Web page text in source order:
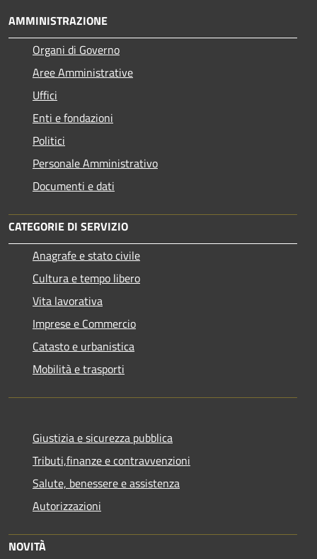
AMMINISTRAZIONE
Organi di Governo
Aree Amministrative
Uffici
Enti e fondazioni
Politici
Personale Amministrativo
Documenti e dati
CATEGORIE DI SERVIZIO
Anagrafe e stato civile
Cultura e tempo libero
Vita lavorativa
Imprese e Commercio
Catasto e urbanistica
Mobilità e trasporti
Giustizia e sicurezza pubblica
Tributi,finanze e contravvenzioni
Salute, benessere e assistenza
Autorizzazioni
NOVITÀ